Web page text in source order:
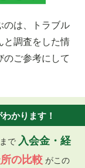
のは、トラブル
と調査をした情
のご参考にして
かります！
で 入会金・経
の比較 がこの